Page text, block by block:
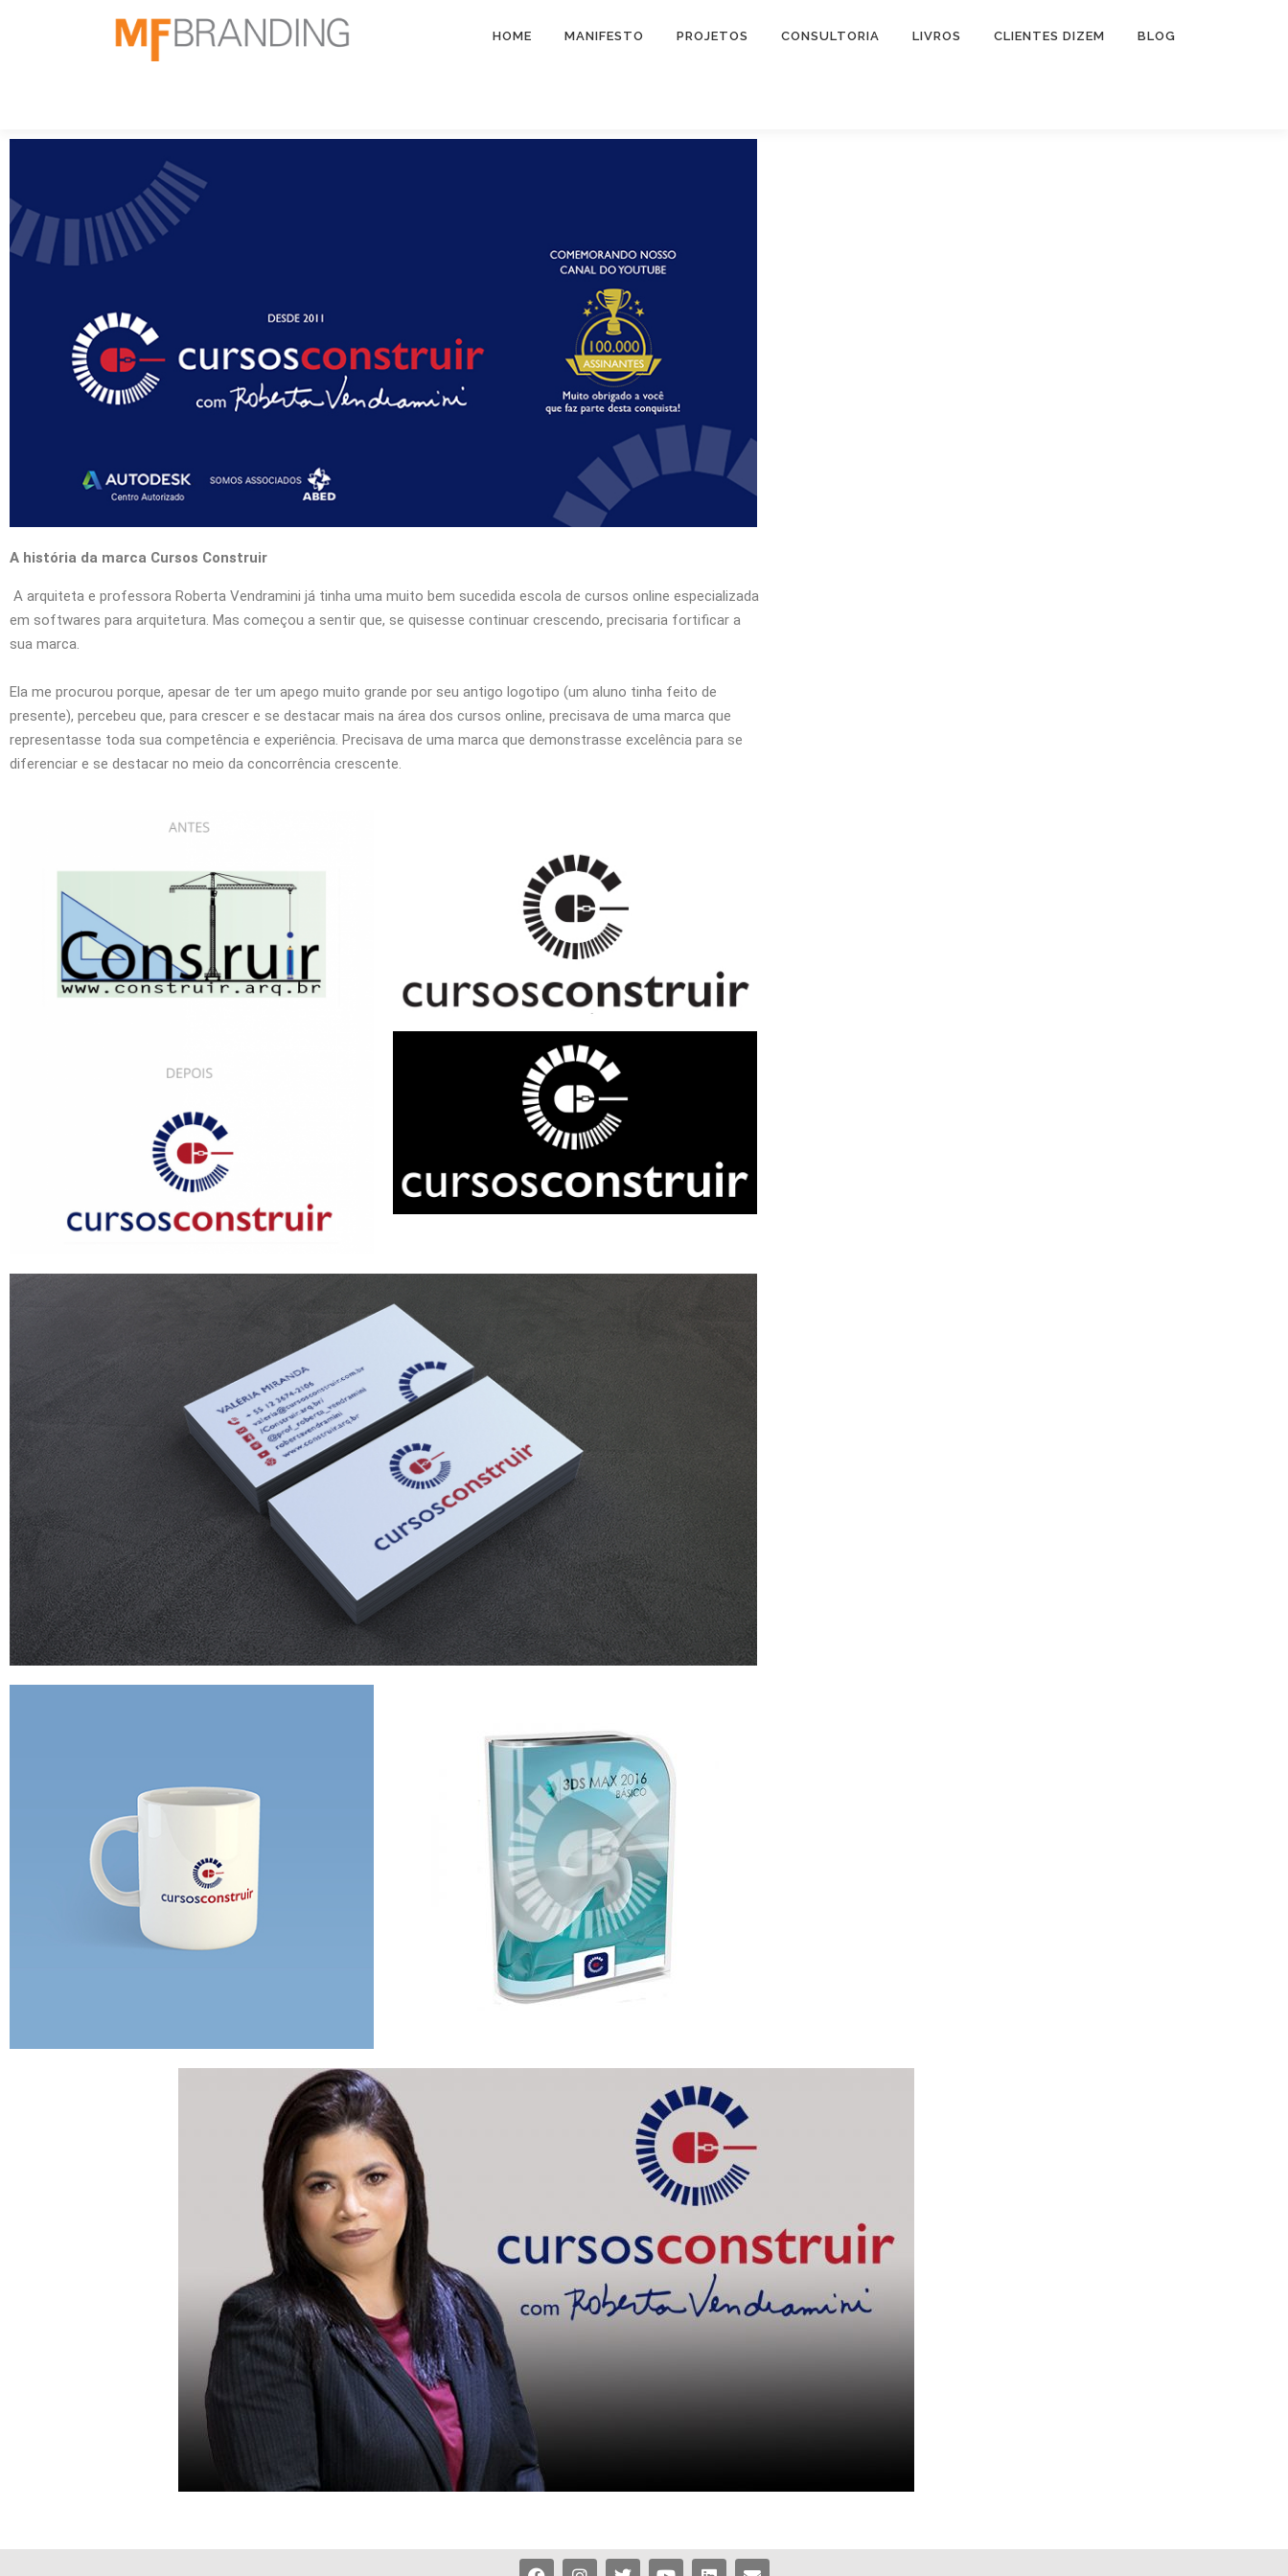
HOME MANIFESTO PROJETOS CONSULTORIA LIVROS CLIENTES DIZEM BLOG
A história da marca Cursos Construir
A arquiteta e professora Roberta Vendramini já tinha uma muito bem sucedida escola de cursos online especializada
em softwares para arquitetura. Mas começou a sentir que, se quisesse continuar crescendo, precisaria fortificar a
sua marca.
Ela me procurou porque, apesar de ter um apego muito grande por seu antigo logotipo (um aluno tinha feito de
presente), percebeu que, para crescer e se destacar mais na área dos cursos online, precisava de uma marca que
representasse toda sua competência e experiência. Precisava de uma marca que demonstrasse excelência para se
diferenciar e se destacar no meio da concorrência crescente.